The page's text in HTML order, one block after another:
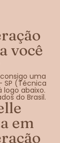
você
uma
SP (Técnica
logo abaixo.
do Brasil.
em